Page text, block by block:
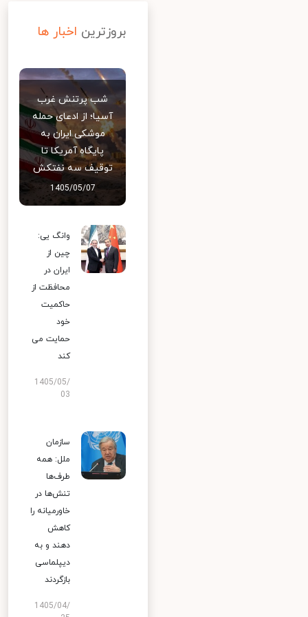
بروزترین اخبار ها
شب پرتنش غرب
آسیا؛ از ادعای حمله
موشکی ایران به
پایگاه آمریکا تا
توقیف سه نفتکش
1405/05/07
وانگ یی:
چین از
ایران در
محافظت از
حاکمیت
خود
حمایت می
کند
1405/05/
03
سازمان
ملل: همه
طرف‌ها
تنش‌ها در
خاورمیانه را
کاهش
دهند و به
دیپلماسی
بازگردند
1405/04/